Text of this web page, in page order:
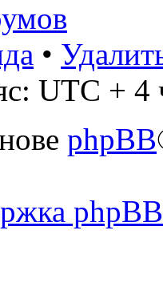
•
UTC + 4
phpBB
phpBB